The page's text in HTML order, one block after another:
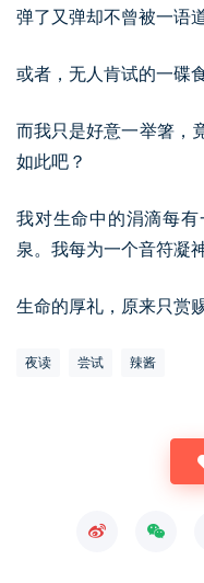
弹了又弹却不曾被一语
或者，无人肯试的一碟
而我只是好意一举箸，
如此吧？
我对生命中的涓滴每
泉。我每为一个音符凝
生命的厚礼，原来只赏
夜读 尝试 辣酱